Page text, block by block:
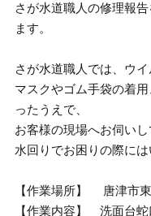
さが水道職人の修理報
ます。
さが水道職人では、ウ
マスクやゴム手袋の着
ったうえで、
お客様の現場へお伺いし
水回りでお困りの際には
【作業場所】 唐津市
【作業内容】 洗面台